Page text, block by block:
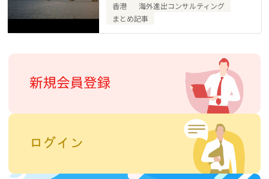
香港
海外進出コンサルティング
まとめ記事